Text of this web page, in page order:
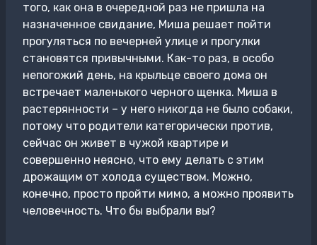
того, как она в очередной раз не пришла на
назначенное свидание, Миша решает пойти
прогуляться по вечерней улице и прогулки
становятся привычными. Как-то раз, в особо
непогожий день, на крыльце своего дома он
встречает маленького черного щенка. Миша в
растерянности – у него никогда не было собаки,
потому что родители категорически против,
сейчас он живет в чужой квартире и
совершенно неясно, что ему делать с этим
дрожащим от холода существом. Можно,
конечно, просто пройти мимо, а можно проявить
человечность. Что бы выбрали вы?